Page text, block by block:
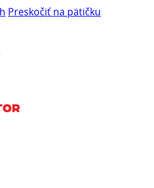
Preskočiť na pätičku